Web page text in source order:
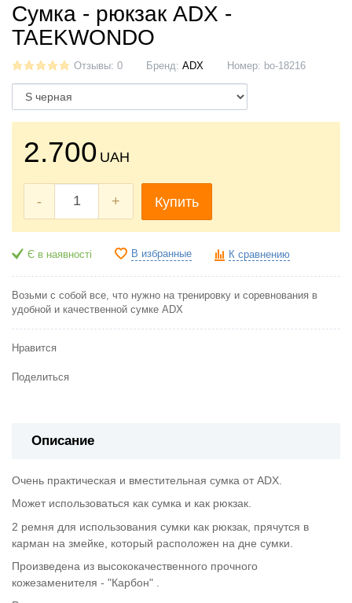
Сумка - рюкзак ADX -
TAEKWONDO
Отзывы: 0 Бренд: ADX Номер: bo-18216
2.700 UAH
- + Купить
Є в наявності В избранные К сравнению
Возьми с собой все, что нужно на тренировку и соревнования в
удобной и качественной сумке ADX
Нравится
Поделиться
Описание
Очень практическая и вместительная сумка от ADX.
Может использоваться как сумка и как рюкзак.
2 ремня для использования сумки как рюкзак, прячутся в
карман на змейке, который расположен на дне сумки.
Произведена из высококачественного прочного
кожезаменителя - "Карбон" .